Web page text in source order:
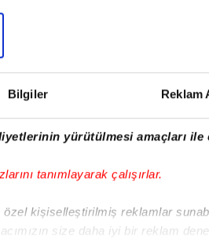
Bilgiler Reklam
yürütülmesi amaçları ile
tanımlayarak çalışırlar.
kişiselleştirilmiş reklamlar
size daha iyi bir reklam
sonrası yenilendi! İşte UEFA
puanı sıralamasında son durum